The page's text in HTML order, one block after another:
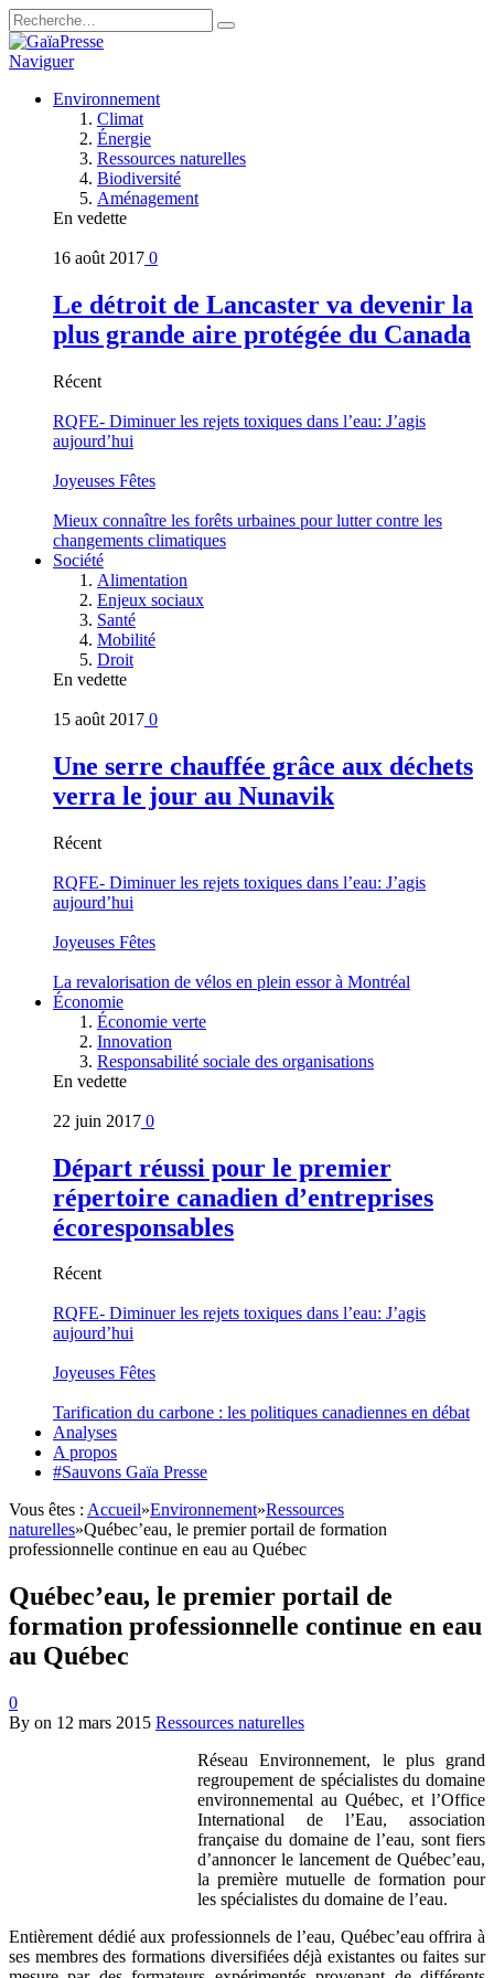
Naviguer
Environnement
Climat
Énergie
Ressources naturelles
Biodiversité
Aménagement
En vedette
16 août 2017 0
Le détroit de Lancaster va devenir la
plus grande aire protégée du Canada
Récent
RQFE- Diminuer les rejets toxiques dans l’eau: J’agis
aujourd’hui
Joyeuses Fêtes
Mieux connaître les forêts urbaines pour lutter contre les
changements climatiques
Société
Alimentation
Enjeux sociaux
Santé
Mobilité
Droit
En vedette
15 août 2017 0
Une serre chauffée grâce aux déchets
verra le jour au Nunavik
Récent
RQFE- Diminuer les rejets toxiques dans l’eau: J’agis
aujourd’hui
Joyeuses Fêtes
La revalorisation de vélos en plein essor à Montréal
Économie
Économie verte
Innovation
Responsabilité sociale des organisations
En vedette
22 juin 2017 0
Départ réussi pour le premier
répertoire canadien d’entreprises
écoresponsables
Récent
RQFE- Diminuer les rejets toxiques dans l’eau: J’agis
aujourd’hui
Joyeuses Fêtes
Tarification du carbone : les politiques canadiennes en débat
Analyses
A propos
#Sauvons Gaïa Presse
Vous êtes : Accueil»Environnement»Ressources
naturelles»Québec’eau, le premier portail de formation
professionnelle continue en eau au Québec
Québec’eau, le premier portail de
formation professionnelle continue en eau
au Québec
0
By on 12 mars 2015 Ressources naturelles
Réseau Environnement, le plus grand
regroupement de spécialistes du domaine
environnemental au Québec, et l’Office
International de l’Eau, association
française du domaine de l’eau, sont fiers
d’annoncer le lancement de Québec’eau,
la première mutuelle de formation pour
les spécialistes du domaine de l’eau.
Entièrement dédié aux professionnels de l’eau, Québec’eau offrira à
ses membres des formations diversifiées déjà existantes ou faites sur